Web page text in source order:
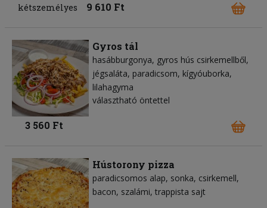
kétszemélyes 9 610 Ft
Gyros tál
hasábburgonya gyros hús csirkemellből
jégsaláta paradicsom kígyóuborka
lilahagyma
választható öntettel
3 560 Ft
Hústorony pizza
paradicsomos alap sonka csirkemell
bacon szalámi trappista sajt